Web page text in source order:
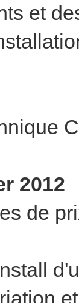
et
2012
de